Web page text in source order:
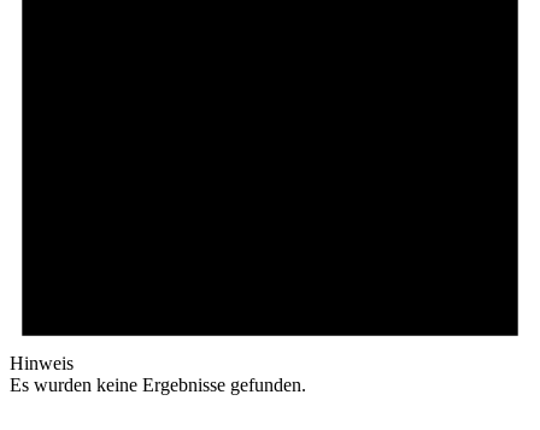
Hinweis
Es wurden keine Ergebnisse gefunden.